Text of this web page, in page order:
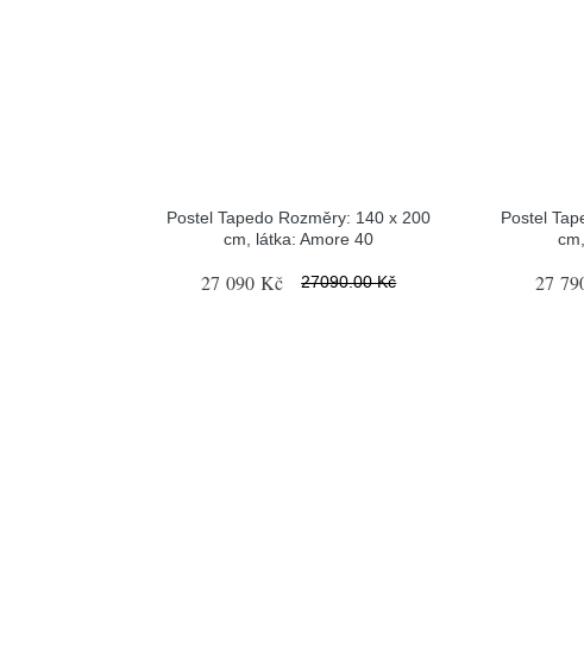
Postel Tapedo Rozměry: 140 x 200
cm, látka: Amore 40
27 090 Kč 27090.00 Kč
Postel
27